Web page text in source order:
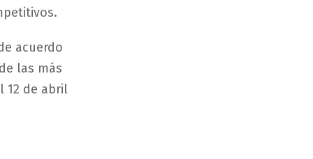
acuerdo
las más
12 de abril